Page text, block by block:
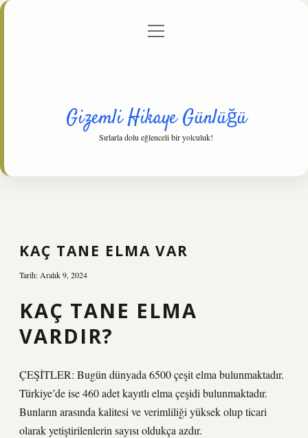
Gizlilik Politikası
menüyü
Gizemli Hikaye Günlüğü
Sırlarla dolu eğlenceli bir yolculuk!
KAÇ TANE ELMA VAR
Tarih: Aralık 9, 2024
KAÇ TANE ELMA
VARDIR?
ÇEŞİTLER: Bugün dünyada 6500 çeşit elma bulunmaktadır.
Türkiye’de ise 460 adet kayıtlı elma çeşidi bulunmaktadır.
Bunların arasında kalitesi ve verimliliği yüksek olup ticari
olarak yetiştirilenlerin sayısı oldukça azdır.